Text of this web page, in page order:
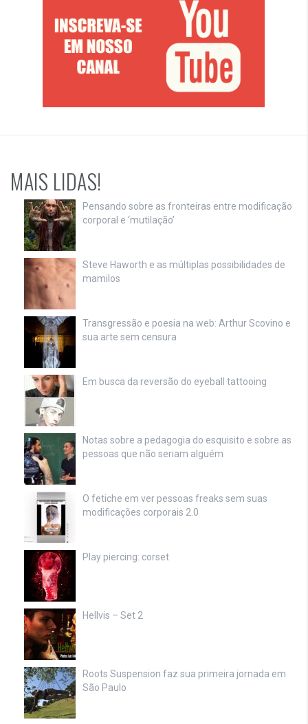
MAIS LIDAS!
Pensando sobre as fronteiras entre modificação
corporal e ‘mutilação’
Steve Haworth e as múltiplas possibilidades de
mamilos
Transgressão e poesia na web: Arthur Scovino e
sua arte sem censura
Em busca da reversão do eyeball tattooing
Notas sobre a pedagogia do esquisito e sobre as
pessoas que não seriam alguém
O fetiche em ver pessoas freaks sem suas
modificações corporais 2.0
Play piercing: corset
Hellvis – Set 2
Roots Suspension faz sua primeira jornada em
São Paulo